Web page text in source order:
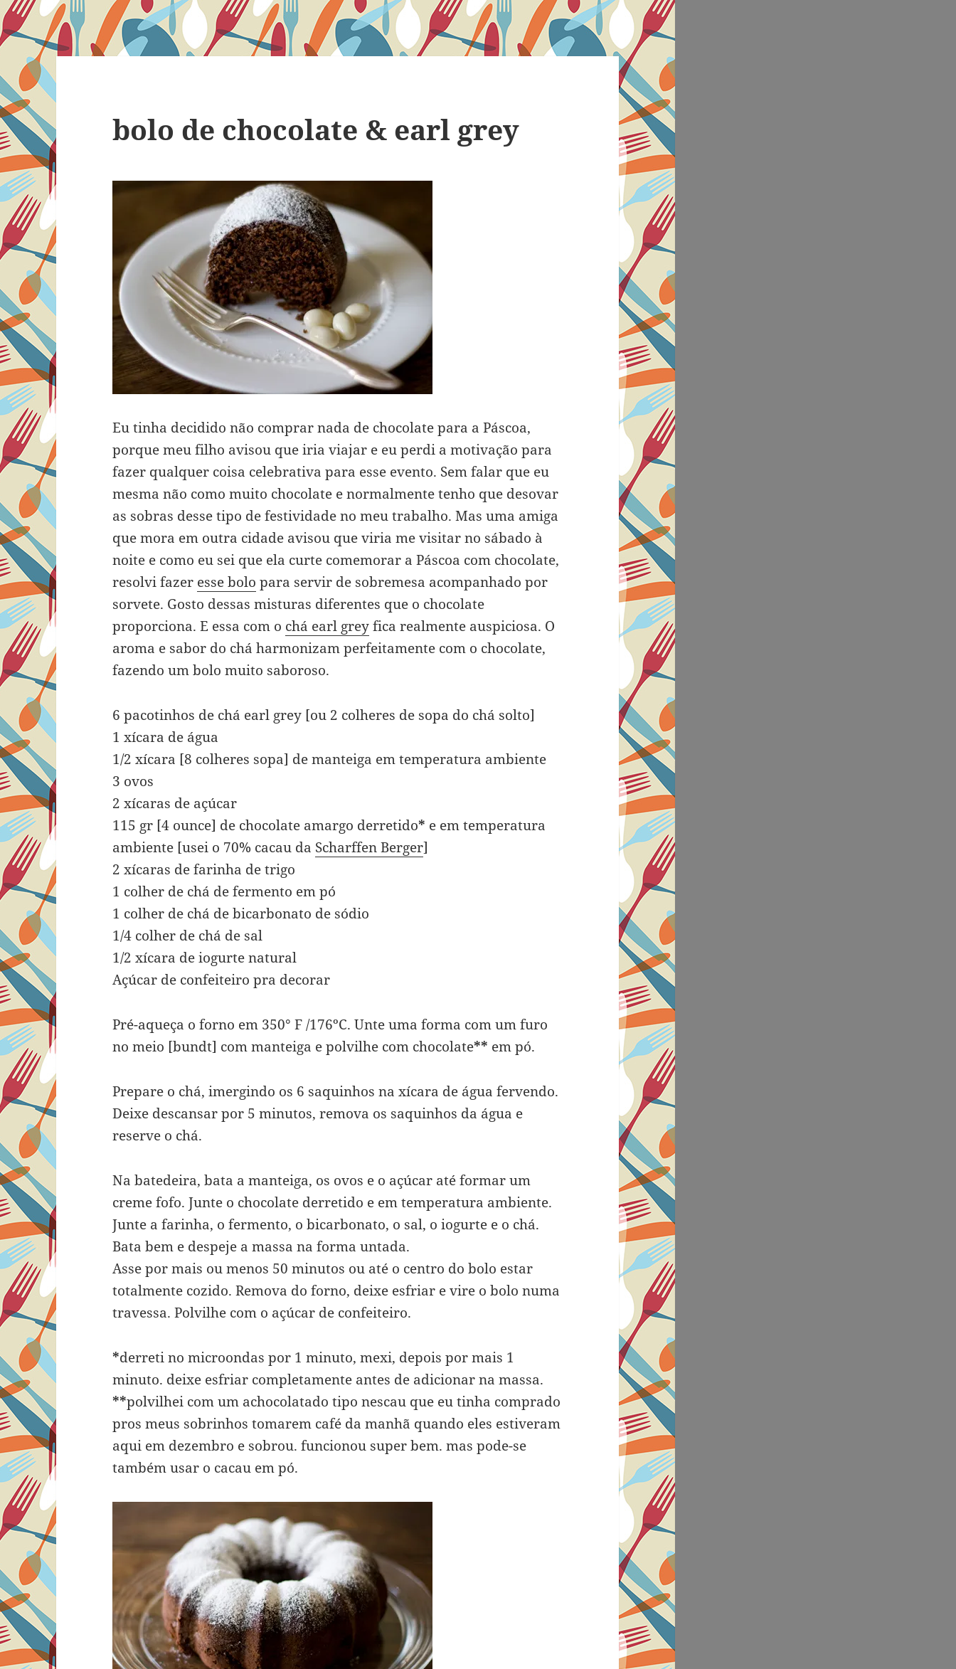
bolo de chocolate & earl grey
Eu tinha decidido não comprar nada de chocolate para a Páscoa,
porque meu filho avisou que iria viajar e eu perdi a motivação para
fazer qualquer coisa celebrativa para esse evento. Sem falar que eu
mesma não como muito chocolate e normalmente tenho que desovar
as sobras desse tipo de festividade no meu trabalho. Mas uma amiga
que mora em outra cidade avisou que viria me visitar no sábado à
noite e como eu sei que ela curte comemorar a Páscoa com chocolate,
resolvi fazer esse bolo para servir de sobremesa acompanhado por
sorvete. Gosto dessas misturas diferentes que o chocolate
proporciona. E essa com o chá earl greyfica realmente auspiciosa. O
aroma e sabor do chá harmonizam perfeitamente com o chocolate,
fazendo um bolo muito saboroso.
6 pacotinhos de chá earl grey [ou 2 colheres de sopa do chá solto]
1 xícara de água
1/2 xícara [8 colheres sopa] de manteiga em temperatura ambiente
3 ovos
2 xícaras de açúcar
115 gr [4 ounce] de chocolate amargo derretido* e em temperatura
ambiente [usei o 70% cacau da Scharffen Berger]
2 xícaras de farinha de trigo
1 colher de chá de fermento em pó
1 colher de chá de bicarbonato de sódio
1/4 colher de chá de sal
1/2 xícara de iogurte natural
Açúcar de confeiteiro pra decorar
Pré-aqueça o forno em 350° F /176ºC. Unte uma forma com um furo
no meio [bundt] com manteiga e polvilhe com chocolate** em pó.
Prepare o chá, imergindo os 6 saquinhos na xícara de água fervendo.
Deixe descansar por 5 minutos, remova os saquinhos da água e
reserve o chá.
Na batedeira, bata a manteiga, os ovos e o açúcar até formar um
creme fofo. Junte o chocolate derretido e em temperatura ambiente.
Junte a farinha, o fermento, o bicarbonato, o sal, o iogurte e o chá.
Bata bem e despeje a massa na forma untada.
Asse por mais ou menos 50 minutos ou até o centro do bolo estar
totalmente cozido. Remova do forno, deixe esfriar e vire o bolo numa
travessa. Polvilhe com o açúcar de confeiteiro.
*derreti no microondas por 1 minuto, mexi, depois por mais 1
minuto. deixe esfriar completamente antes de adicionar na massa.
**polvilhei com um achocolatado tipo nescau que eu tinha comprado
pros meus sobrinhos tomarem café da manhã quando eles estiveram
aqui em dezembro e sobrou. funcionou super bem. mas pode-se
também usar o cacau em pó.